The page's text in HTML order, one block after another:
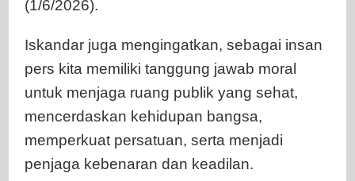
(1/6/2026).
Iskandar juga mengingatkan, sebagai insan
pers kita memiliki tanggung jawab moral
untuk menjaga ruang publik yang sehat,
mencerdaskan kehidupan bangsa,
memperkuat persatuan, serta menjadi
penjaga kebenaran dan keadilan.